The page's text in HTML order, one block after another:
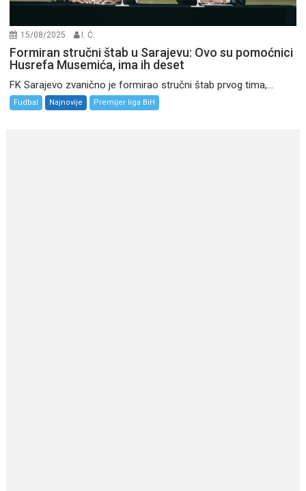
15/08/2025 I. Ć.
Formiran stručni štab u Sarajevu: Ovo su pomoćnici
Husrefa Musemića, ima ih deset
FK Sarajevo zvanično je formirao stručni štab prvog tima,...
Fudbal Najnovije Premijer liga BiH